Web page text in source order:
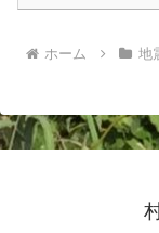
ホーム 地